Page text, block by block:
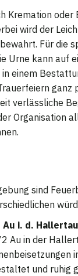
Kremation
wird der
Für die
Urne kann auf
einem
verlässliche
Organisation
sind
i. d. Hallertau
Au in der
und ruhig